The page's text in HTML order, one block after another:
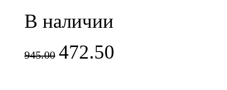
В наличии
945.00 472.50